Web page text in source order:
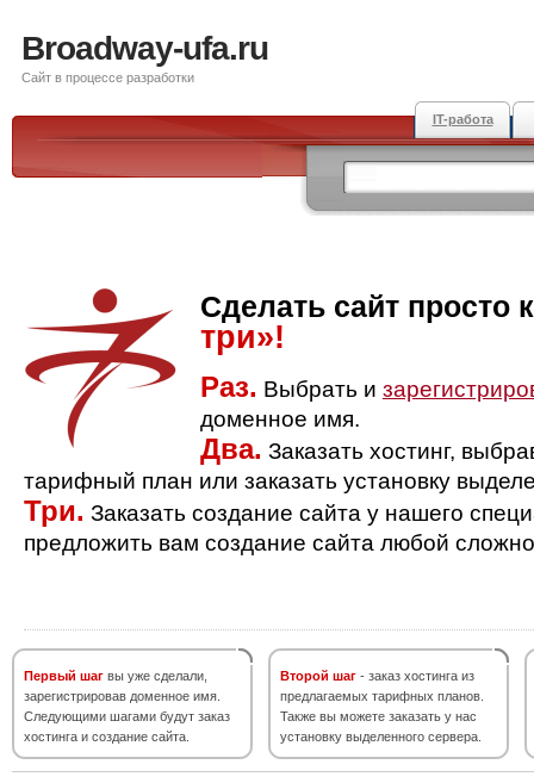
Broadway-ufa.ru
Сайт в процессе разработки
IT-работа
Сделать сайт просто
три»!
Раз. Выбрать и
доменное имя.
Два. Заказать хостинг,
тарифный план или заказать установку
Три. Заказать создание сайта у нашего
предложить вам создание сайта любой
Первый шаг вы уже сделали,
зарегистрировав доменное имя.
Следующими шагами будут заказ
хостинга и создание сайта.
Второй шаг - заказ хостинга из
предлагаемых тарифных планов.
Также вы можете заказать у нас
установку выделенного сервера.